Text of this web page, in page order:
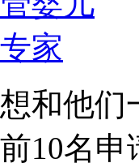
想和他们
前10名申